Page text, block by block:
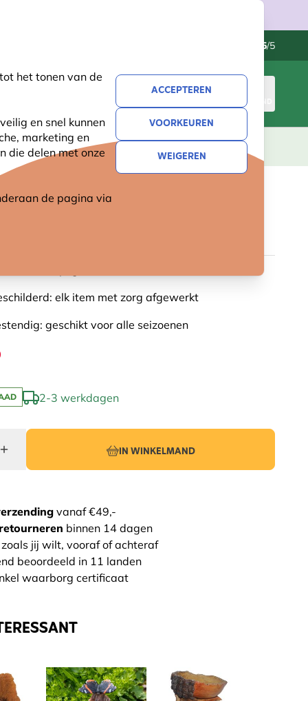
het tonen van de
en snel kunnen
marketing en
die delen met onze
de pagina via
ACCEPTEREN
VOORKEUREN
WEIGEREN
4.5/5
WINKELMAND
CADEAUS NIEUW SALE
elk item met zorg afgewerkt
geschikt voor alle seizoenen
2-3 werkdagen
IN WINKELMAND
vanaf €49,-
binnen 14 dagen
jij wilt, vooraf of achteraf
beoordeeld in 11 landen
waarborg certificaat